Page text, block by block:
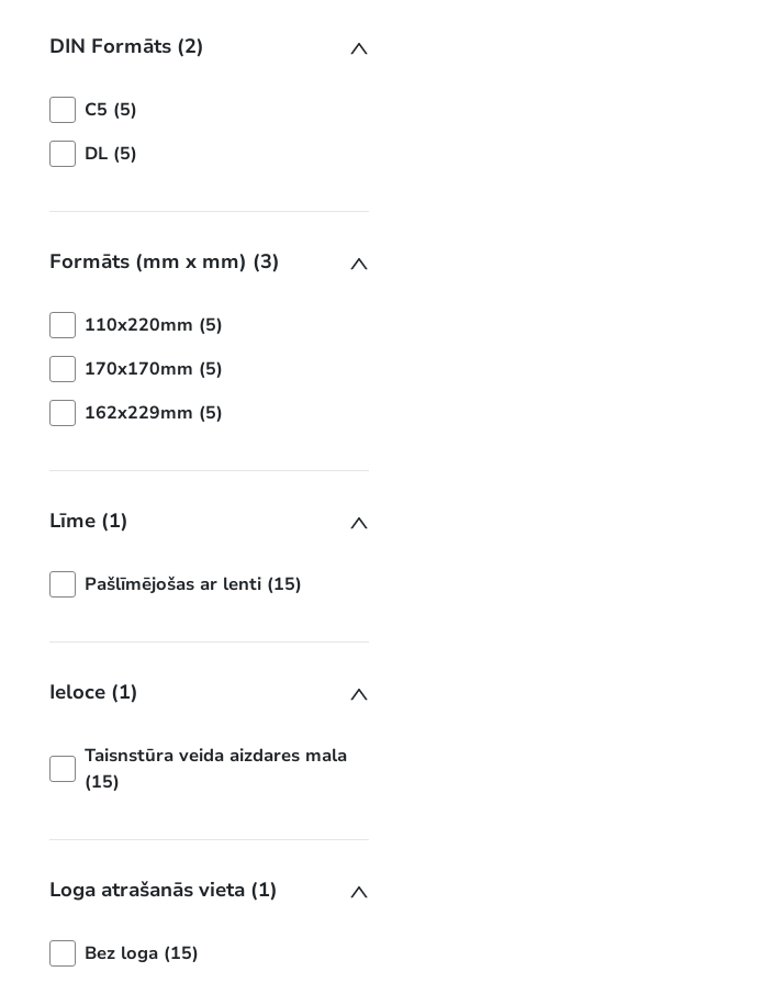
DIN Formāts (2)
C5 (5)
DL (5)
Formāts (mm x mm) (3)
110x220mm (5)
170x170mm (5)
162x229mm (5)
Līme (1)
Pašlīmējošas ar lenti (15)
Ieloce (1)
Taisnstūra veida aizdares mala
(15)
Loga atrašanās vieta (1)
Bez loga (15)